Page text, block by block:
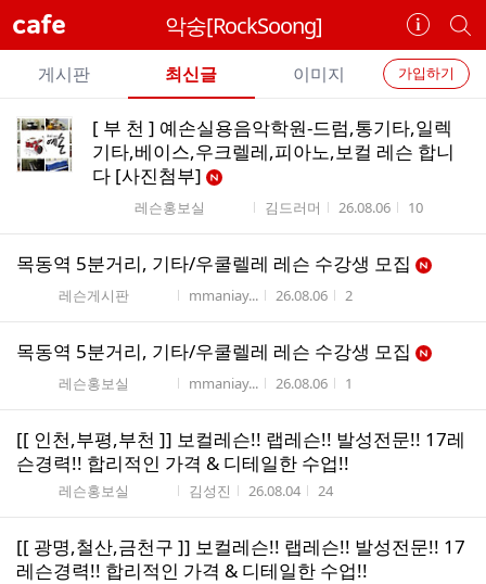
cafe 악숭[RockSoong]
카
페
정
보
기
개
별
카
페
검
색
카
페
뉴
가입하기
게시판 최신글 이미지
전
체
글
트
[ 부 천 ] 예손실용음악학원-드럼,통기타,일렉
기타,베이스,우크렐레,피아노,보컬 레슨 합니
다 [사진첨부]
게시판명
레슨홍보실 작성자
김드러머 작성시간
26.08.06 조회수
10
목동역 5분거리, 기타/우쿨렐레 레슨 수강생 모집
게시판명
레슨게시판 작성자
mmaniay... 작성시간
26.08.06 조회수
2
목동역 5분거리, 기타/우쿨렐레 레슨 수강생 모집
게시판명
레슨홍보실 작성자
mmaniay... 작성시간
26.08.06 조회수
1
[[ 인천,부평,부천 ]] 보컬레슨!! 랩레슨!! 발성전문!! 17레
슨경력!! 합리적인 가격 & 디테일한 수업!!
게시판명
레슨홍보실 작성자
김성진 작성시간
26.08.04 조회수
24
[[ 광명,철산,금천구 ]] 보컬레슨!! 랩레슨!! 발성전문!! 17
레슨경력!! 합리적인 가격 & 디테일한 수업!!